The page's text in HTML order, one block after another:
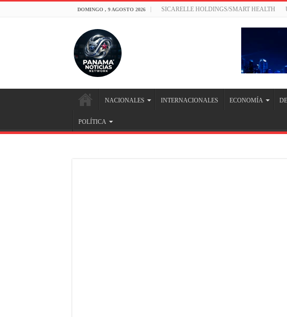
DOMINGO , 9 AGOSTO 2026 SICARELLE HOLDINGS/SMART HEALTH
NACIONALES INTERNACIONALES ECONOMÍA
POLÍTICA